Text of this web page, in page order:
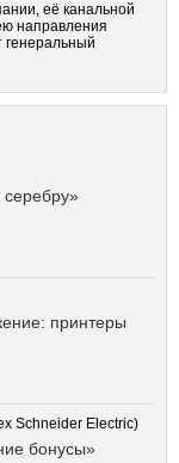
её канальной
направления
генеральный
принтеры
Schneider Electric)
бонусы»